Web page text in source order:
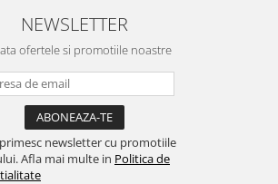
NEWSLETTER
ofertele si promotiile noastre
newsletter cu promotiile
Afla mai multe in Politica de